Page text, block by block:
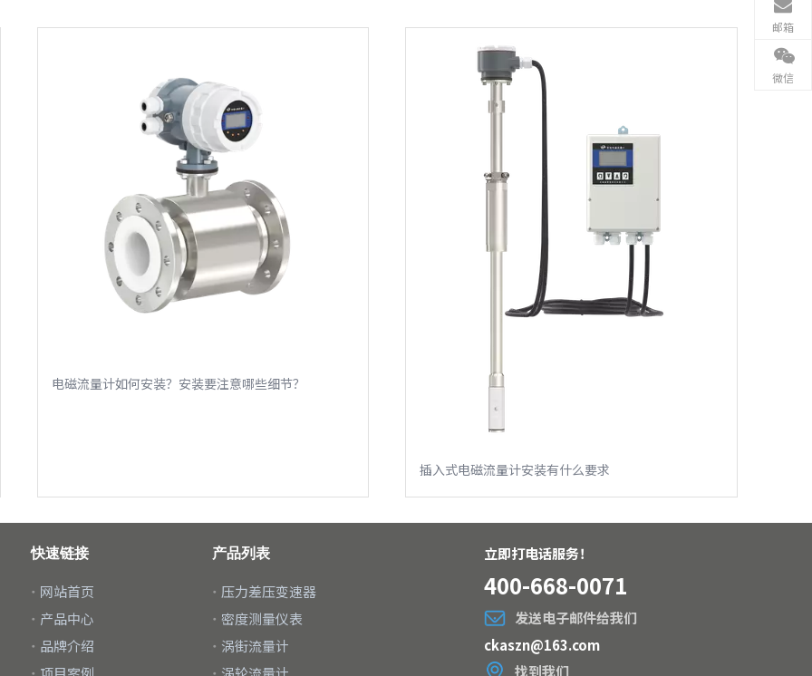
电磁流量计如何安装？安装要注意哪些细节？
插入式电磁流量计安装有什么要求
快速链接
网站首页
产品中心
品牌介绍
产品列表
压力差压变速器
密度测量仪表
涡街流量计
立即打电话服务！
400-668-0071
发送电子邮件给我们
ckaszn@163.com
找到我们
邮箱
微信